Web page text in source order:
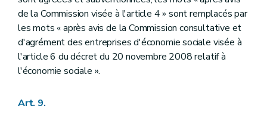
de la Commission visée à l'article 4 » sont remplacés par
les mots « après avis de la Commission consultative et
d'agrément des entreprises d'économie sociale visée à
l'article 6 du décret du 20 novembre 2008 relatif à
l'économie sociale ».
Art. 9.